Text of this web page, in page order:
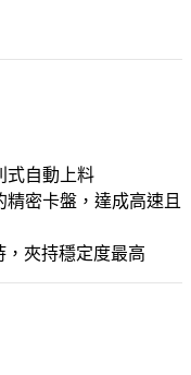
式自動上料
密卡盤，達成高速且
夾持穩定度最高